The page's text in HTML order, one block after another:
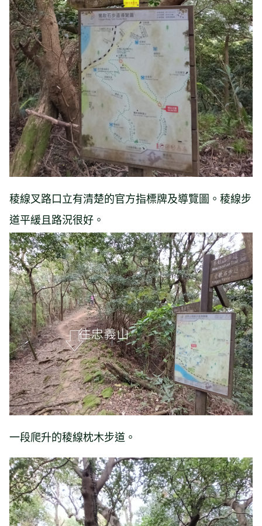
稜線叉路口立有清楚的官方指標牌及導覽圖。稜線步
道平緩且路況很好。
一段爬升的稜線枕木步道。